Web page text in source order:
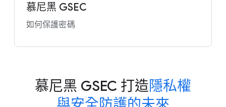
慕尼黑 GSEC
如何​保護​密碼
慕尼黑 GSEC 打造​隱私權